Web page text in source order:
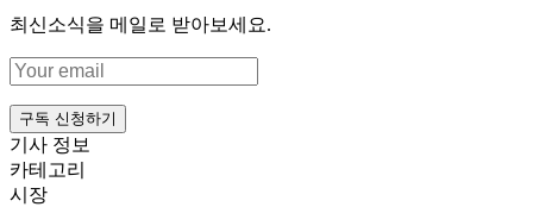
최신소식을 메일로 받아보세요.
구독 신청하기
기사 정보
카테고리
시장